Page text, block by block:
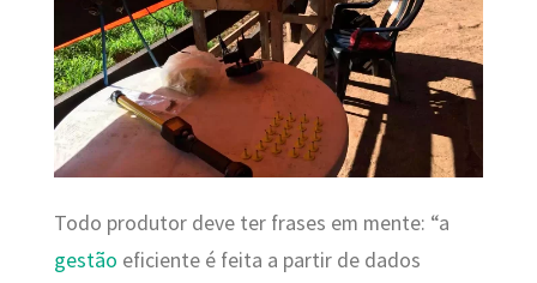
Todo produtor deve ter frases em mente: “a
gestão eficiente é feita a partir de dados